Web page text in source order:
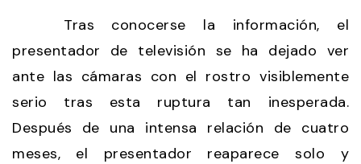
Tras conocerse la información, el
presentador de televisión se ha dejado ver
ante las cámaras con el rostro visiblemente
serio tras esta ruptura tan inesperada.
Después de una intensa relación de cuatro
meses, el presentador reaparece solo y